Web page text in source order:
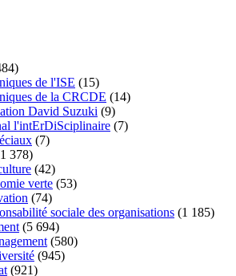
de l'ISE (15)
de la CRCDE (14)
David Suzuki (9)
l'intErDiSciplinaire (7)
(7)
378)
(42)
verte (53)
(74)
sociale des organisations (1 185)
(5 694)
(580)
(945)
(921)